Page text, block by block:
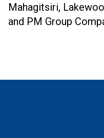
Mahagitsiri,
and PM Group